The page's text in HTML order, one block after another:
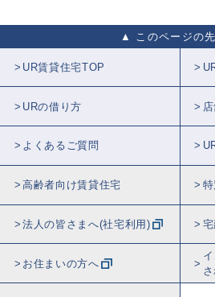
このページの
UR賃貸住宅TOP
URの借り方
よくあるご質問
高齢者向け賃貸住宅
法人の皆さまへ(社宅利用)
お住まいの方へ